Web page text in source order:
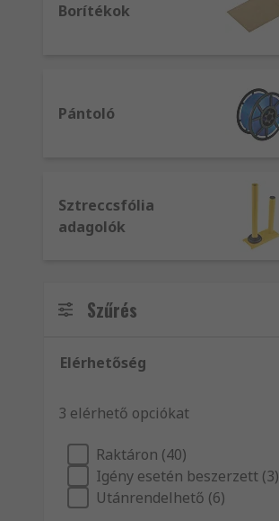
Borítékok
Pántoló
Sztreccsfólia
adagolók
Szűrés
Elérhetőség
3 elérhető opciókat
Raktáron (40)
Igény esetén beszerzett (3)
Utánrendelhető (6)